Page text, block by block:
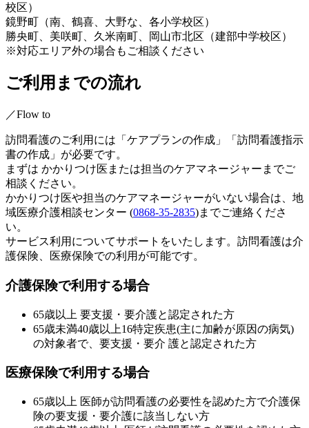
校区）
鏡野町（南、鶴喜、大野な、各小学校区）
勝央町、美咲町、久米南町、岡山市北区（建部中学校区）
※対応エリア外の場合もご相談ください
ご利用までの流れ
／Flow to
訪問看護のご利用には「ケアプランの作成」「訪問看護指示
書の作成」が必要です。
まずは かかりつけ医または担当のケアマネージャーまでご
相談ください。
かかりつけ医や担当のケアマネージャーがいない場合は、地
域医療介護相談センター (0868-35-2835)までご連絡くださ
い。
サービス利用についてサポートをいたします。訪問看護は介
護保険、医療保険での利用が可能です。
介護保険で利用する場合
65歳以上 要支援・要介護と認定された方
65歳未満40歳以上16特定疾患(主に加齢が原因の病気)
の対象者で、要支援・要介 護と認定された方
医療保険で利用する場合
65歳以上 医師が訪問看護の必要性を認めた方で介護保
険の要支援・要介護に該当しない方